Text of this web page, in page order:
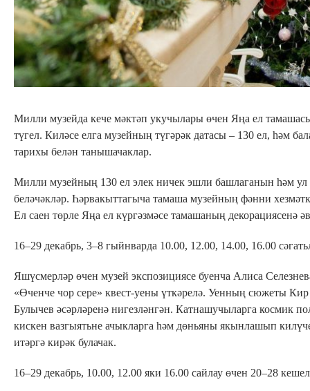
Милли музейда кече мәктәп укучылары өчен Яңа ел
түгел. Киләсе елга музейның түгәрәк датасы – 130 ел, һәм
тарихы белән танышачаклар.
Милли музейның 130 ел элек ничек эшли башлаганын һәм ул
беләчәкләр. Һәрвакыттагыча тамаша музейның фәнни
Ел саен төрле Яңа ел күргәзмәсе тамашаның декорациясенә
16–29 декабрь, 3–8 гыйнварда 10.00, 12.00, 14.00, 16.00
Яшүсмерләр өчен музей экспозициясе буенча Алиса
«Өченче чор сере» квест-уены үткәрелә. Уенның сюжеты Кир
Булычев әсәрләренә нигезләнгән. Катнашучыларга космик
кискен вазгыятьне ачыкларга һәм дөньяны якынлашып
итәргә кирәк булачак.
16–29 декабрь, 10.00, 12.00 яки 16.00 сайлау өчен 20–28